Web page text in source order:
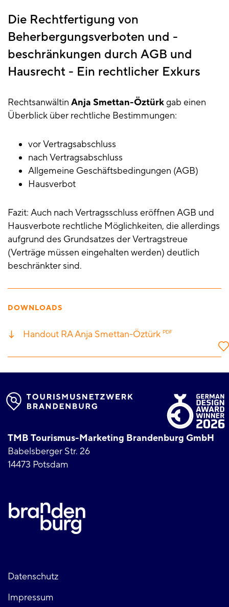
Die Rechtfertigung von
Beherbergungsverboten und -
beschränkungen durch AGB und
Hausrecht - Ein rechtlicher Exkurs
Rechtsanwältin Anja Smettan-Öztürkgab einen
Überblick über rechtliche Bestimmungen:
vor Vertragsabschluss
nach Vertragsabschluss
Allgemeine Geschäftsbedingungen (AGB)
Hausverbot
Fazit: Auch nach Vertragsschluss eröffnen AGB und
Hausverbote rechtliche Möglichkeiten, die allerdings
aufgrund des Grundsatzes der Vertragstreue
(Verträge müssen eingehalten werden) deutlich
beschränkter sind.
DOWNLOADS
Handout RA Anja Smettan-Öztürk PDF
TMB Tourismus-Marketing Brandenburg GmbH
Babelsberger Str. 26
14473 Potsdam
Fußzeile
Datenschutz
Impressum